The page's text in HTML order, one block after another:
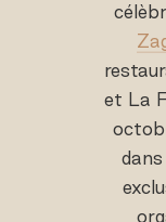
et La
dans